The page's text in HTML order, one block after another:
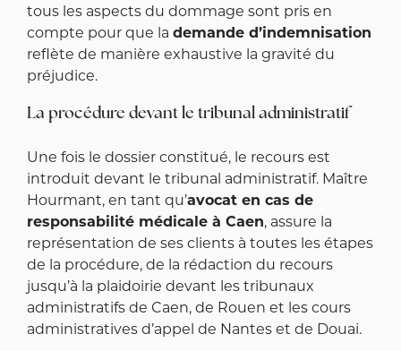
tous les aspects du dommage sont pris en
compte pour que la demande d’indemnisation
reflète de manière exhaustive la gravité du
préjudice.
La procédure devant le tribunal administratif
Une fois le dossier constitué, le recours est
introduit devant le tribunal administratif. Maître
Hourmant, en tant qu’avocat en cas de
responsabilité médicale à Caen, assure la
représentation de ses clients à toutes les étapes
de la procédure, de la rédaction du recours
jusqu’à la plaidoirie devant les tribunaux
administratifs de Caen, de Rouen et les cours
administratives d’appel de Nantes et de Douai.